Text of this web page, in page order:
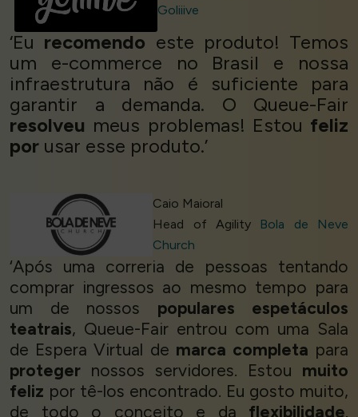
Goliiive
‘Eu recomendo este produto! Temos
um e-commerce no Brasil e nossa
infraestrutura não é suficiente para
garantir a demanda. O Queue-Fair
resolveu meus problemas! Estou feliz
por usar esse produto.’
Caio Maioral
Head of Agility Bola de Neve
Church
‘Após uma correria de pessoas tentando
comprar ingressos ao mesmo tempo para
um de nossos populares espetáculos
teatrais, Queue-Fair entrou com uma Sala
de Espera Virtual de marca completa para
proteger nossos servidores. Estou muito
feliz por tê-los encontrado. Eu gosto muito,
de todo o conceito e da flexibilidade.